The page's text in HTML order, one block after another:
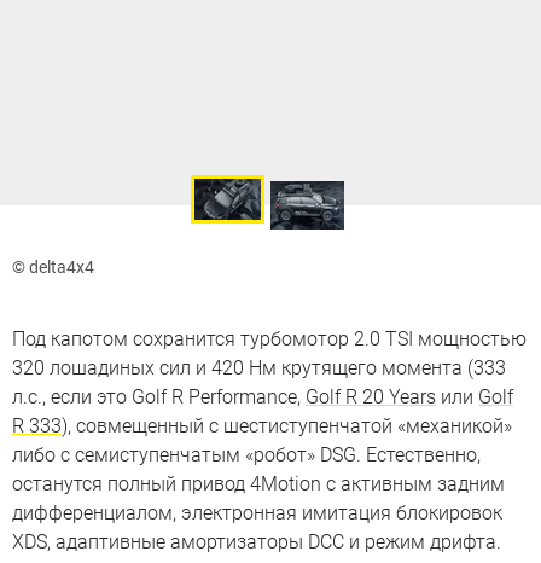
© delta4x4
Под капотом сохранится турбомотор 2.0 TSI мощностью
320 лошадиных сил и 420 Нм крутящего момента (333
л.с., если это Golf R Performance, Golf R 20 Years или Golf
R 333), совмещенный с шестиступенчатой «механикой»
либо с семиступенчатым «робот» DSG. Естественно,
останутся полный привод 4Motion с активным задним
дифференциалом, электронная имитация блокировок
XDS, адаптивные амортизаторы DCC и режим дрифта.